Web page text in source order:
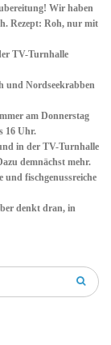
Wir haben
Rezept: Roh, nur mit
TV-Turnhalle
und Nordseekrabben
am Donnerstag
16 Uhr.
in der TV-Turnhalle
demnächst mehr.
und fischgenussreiche
denkt dran, in